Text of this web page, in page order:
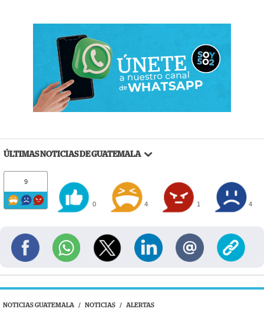
ÚLTIMAS NOTICIAS DE GUATEMALA
9
0 4 1 4
NOTICIAS GUATEMALA / NOTICIAS / ALERTAS